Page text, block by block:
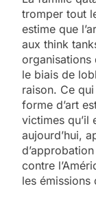
tromper tout
estime que
aux think
organisations
le biais de
raison. Ce
forme d’art
victimes qu’il
aujourd’hui,
contre
les émissions